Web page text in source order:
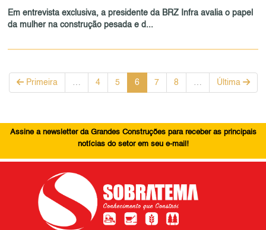
Em entrevista exclusiva, a presidente da BRZ Infra avalia o papel
da mulher na construção pesada e d...
Primeira … 4 5 6 7 8 … Última
Assine a newsletter da Grandes Construções para receber as principais
notícias do setor em seu e-mail!